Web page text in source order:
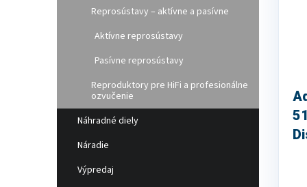
Reprosústavy – aktívne a pasívne
Aktívne reprosústavy
Pasívne reprosústavy
Reproduktory pre HiFi a profesionálne
ozvučenie
Náhradné diely
Náradie
Výpredaj